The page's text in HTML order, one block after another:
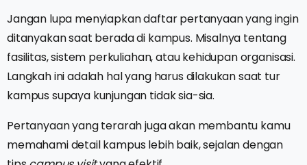
Jangan lupa menyiapkan daftar pertanyaan yang ingin
ditanyakan saat berada di kampus. Misalnya tentang
fasilitas, sistem perkuliahan, atau kehidupan organisasi.
Langkah ini adalah hal yang harus dilakukan saat tur
kampus supaya kunjungan tidak sia-sia.
Pertanyaan yang terarah juga akan membantu kamu
memahami detail kampus lebih baik, sejalan dengan